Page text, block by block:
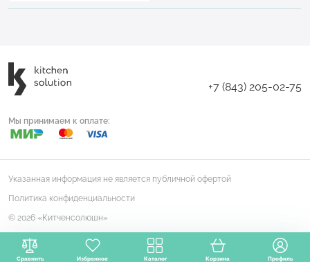
Сравнить Избранное Каталог Корзина Профиль
+7 (843) 205-02-75
Мы принимаем к оплате:
© 2026 «Китченсолюшн»
Политика конфиденциальности
Указанная информация не является публичной офертой